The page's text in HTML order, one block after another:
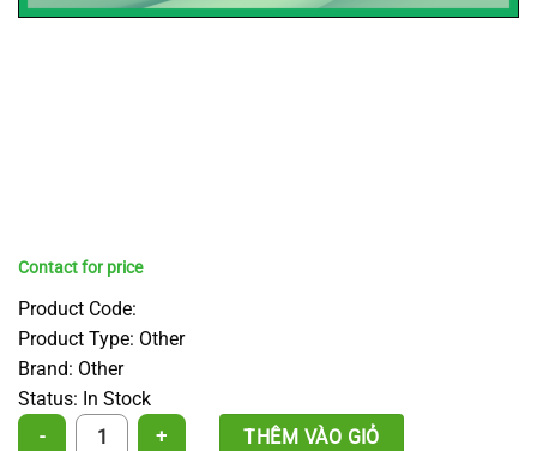
Product Code:
Product Type: Other
Brand: Other
Status: In Stock
PE Irrigation Pipe 15 mm x 1.0 mm - ACNC - Grade 1 quantity
THÊM VÀO GIỎ